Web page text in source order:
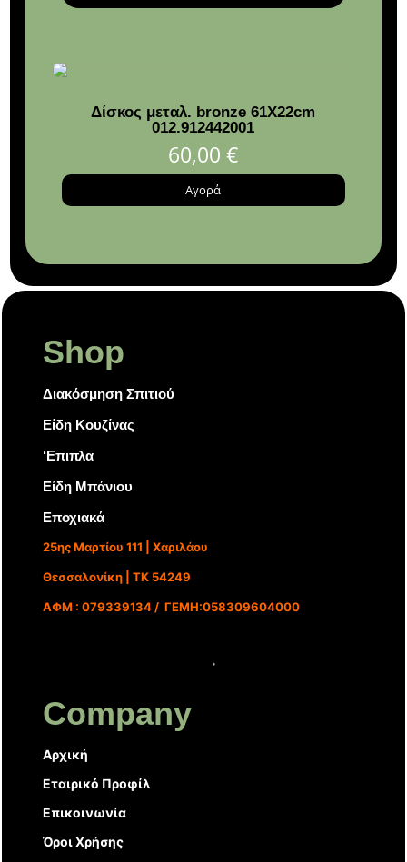
Δίσκος μεταλ. bronze 61Χ22cm
012.912442001
60,00 €
Αγορά
Shop
Διακόσμηση Σπιτιού
Είδη Κουζίνας
‘Επιπλα
Είδη Μπάνιου
Εποχιακά
25ης Μαρτίου 111 | Χαριλάου
Θεσσαλονίκη | ΤΚ 54249
ΑΦΜ : 079339134 / ΓΕΜΗ:058309604000
Company
Αρχική
Εταιρικό Προφίλ
Επικοινωνία
Όροι Χρήσης